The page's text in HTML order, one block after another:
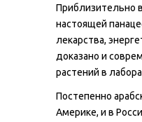
Приблизительно
настоящей
лекарства,
доказано и
растений в
Постепенно
Америке, и в